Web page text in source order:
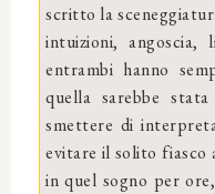
scritto la
intuizioni,
entrambi hanno
quella sarebbe
smettere di
evitare il solito fiasco
in quel sogno per